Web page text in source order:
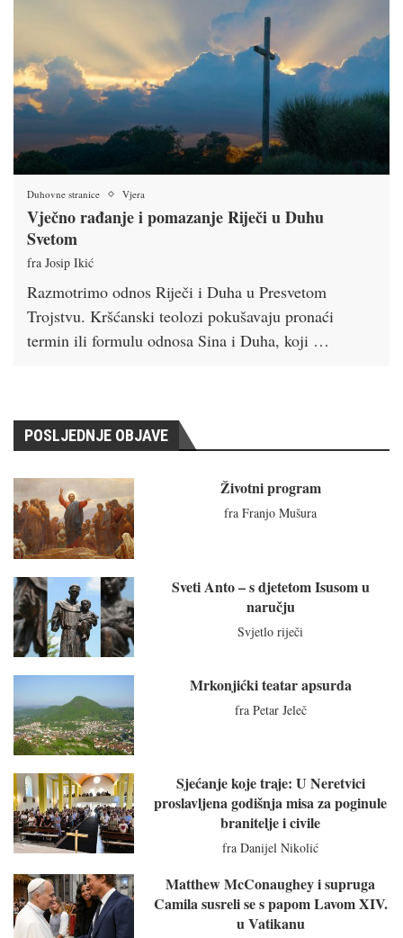
Duhovne stranice Vjera
Vječno rađanje i pomazanje Riječi u Duhu
Svetom
fra Josip Ikić
Razmotrimo odnos Riječi i Duha u Presvetom
Trojstvu. Kršćanski teolozi pokušavaju pronaći
termin ili formulu odnosa Sina i Duha, koji …
POSLJEDNJE OBJAVE
Životni program
fra Franjo Mušura
Sveti Anto – s djetetom Isusom u
naručju
Svjetlo riječi
Mrkonjićki teatar apsurda
fra Petar Jeleč
Sjećanje koje traje: U Neretvici
proslavljena godišnja misa za poginule
branitelje i civile
fra Danijel Nikolić
Matthew McConaughey i supruga
Camila susreli se s papom Lavom XIV.
u Vatikanu